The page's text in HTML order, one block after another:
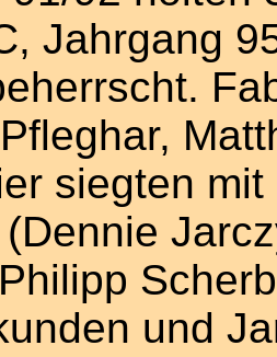
Jahrgang
siegten
und